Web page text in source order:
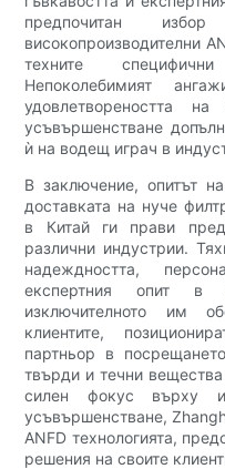
предпочитан
високопроизводителни
техните
Непоколебимият
удовлетвореността
усъвършенстване
ѝ на водещ играч в
В заключение, опитът
доставката на нуче
в Китай ги прави
различни индустрии.
надеждността,
експертния опит в
изключителното им
клиентите,
партньор в
твърди и течни
силен фокус върху
усъвършенстване,
ANFD технологията,
решения на своите